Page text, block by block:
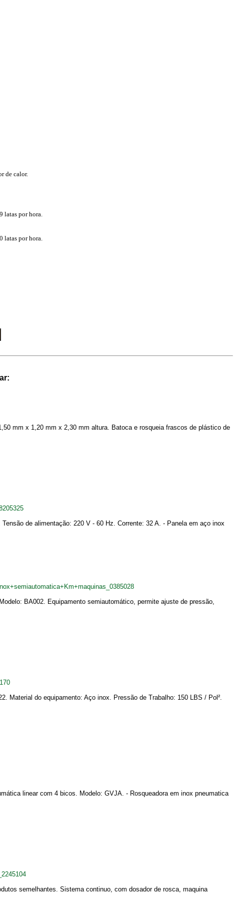
de calor.
latas por hora.
latas por hora.
mm x 1,20 mm x 2,30 mm altura. Batoca e rosqueia frascos de plástico de
de alimentação: 220 V - 60 Hz. Corrente: 32 A. - Panela em aço inox
BA002. Equipamento semiautomático, permite ajuste de pressão,
Material do equipamento: Aço inox. Pressão de Trabalho: 150 LBS / Pol².
linear com 4 bicos. Modelo: GVJA. - Rosqueadora em inox pneumatica
semelhantes. Sistema continuo, com dosador de rosca, maquina